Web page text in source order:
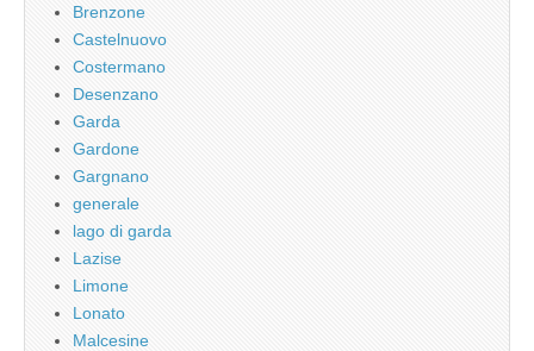
Brenzone
Castelnuovo
Costermano
Desenzano
Garda
Gardone
Gargnano
generale
lago di garda
Lazise
Limone
Lonato
Malcesine